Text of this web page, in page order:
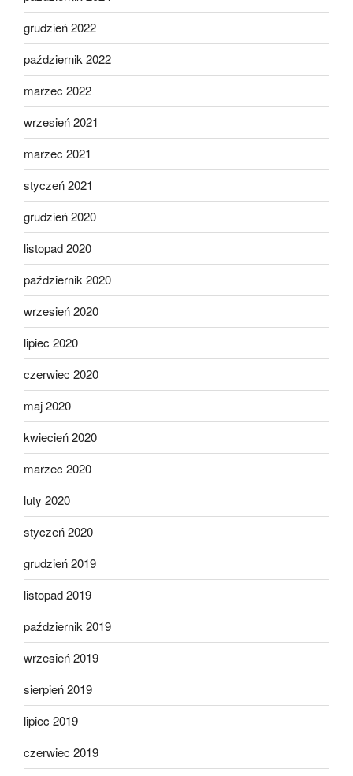
grudzień 2022
październik 2022
marzec 2022
wrzesień 2021
marzec 2021
styczeń 2021
grudzień 2020
listopad 2020
październik 2020
wrzesień 2020
lipiec 2020
czerwiec 2020
maj 2020
kwiecień 2020
marzec 2020
luty 2020
styczeń 2020
grudzień 2019
listopad 2019
październik 2019
wrzesień 2019
sierpień 2019
lipiec 2019
czerwiec 2019